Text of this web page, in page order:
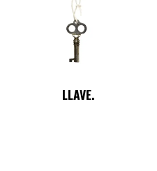
LLAVE.